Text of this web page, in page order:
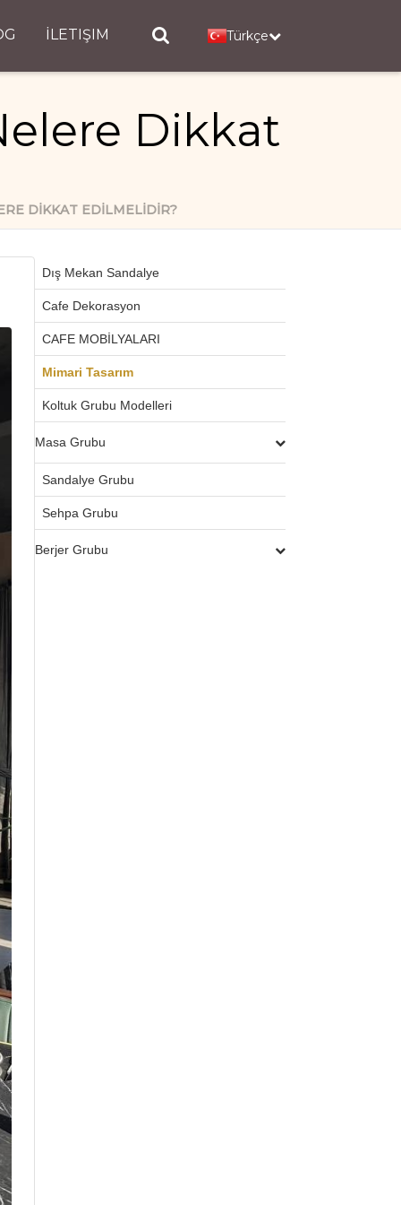
İLETIŞIM Türkçe
Dikkat
DIKKAT EDILMELIDIR?
Dış Mekan Sandalye
Cafe Dekorasyon
CAFE MOBİLYALARI
Mimari Tasarım
Koltuk Grubu Modelleri
Masa Grubu
Sandalye Grubu
Sehpa Grubu
Berjer Grubu